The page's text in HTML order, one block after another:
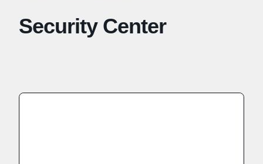
Security Center